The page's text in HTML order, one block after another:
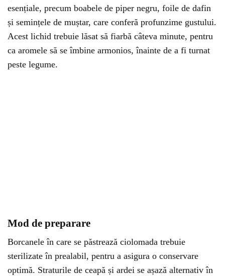
esențiale, precum boabele de piper negru, foile de dafin
și semințele de muștar, care conferă profunzime gustului.
Acest lichid trebuie lăsat să fiarbă câteva minute, pentru
ca aromele să se îmbine armonios, înainte de a fi turnat
peste legume.
Mod de preparare
Borcanele în care se păstrează ciolomada trebuie
sterilizate în prealabil, pentru a asigura o conservare
optimă. Straturile de ceapă și ardei se așază alternativ în